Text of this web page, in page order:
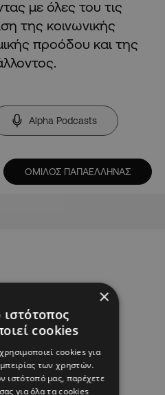
με όλες του τις
της κοινωνικής
προόδου και της
Alpha Podcasts
ΟΜΙΛΟΣ ΠΑΠΑΕΛΛΗΝΑΣ
×
cookies
cookies για
των χρηστών.
ιστότοπό μας, παρέχετε
για όλα τα cookies